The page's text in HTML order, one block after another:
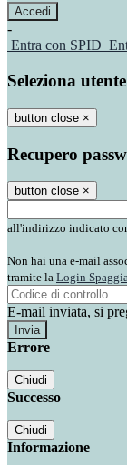
-
Entra con SPID
Seleziona utente
button close ×
Recupero
button close ×
all'indirizzo indicato
Non hai una e-mail
tramite la Login
E-mail inviata, si
Errore
Chiudi
Successo
Chiudi
Informazione